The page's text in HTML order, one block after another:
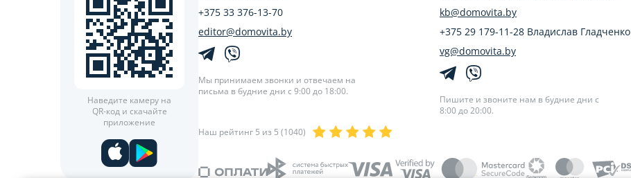
Наведите камеру на
QR-код и скачайте
приложение
+375 33 376-13-70
editor@domovita.by
Мы принимаем звонки и отвечаем на
письма в будние дни с 9:00 до 18:00.
kb@domovita.by
+375 29 179-11-28 Владислав Гладченко
vg@domovita.by
Пишите и звоните нам в будние дни с
8:00 до 20:00.
Наш рейтинг 5 из 5 (1040)